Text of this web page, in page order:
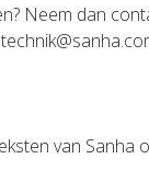
Neem dan
van Sanha